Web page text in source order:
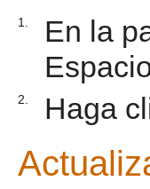
1.
En la
2. Haga